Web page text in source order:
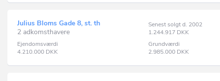
Julius Bloms Gade 8, st. th
2 adkomsthavere
Senest solgt d. 2002
1.244.917 DKK
Ejendomsværdi
4.210.000 DKK
Grundværdi
2.985.000 DKK